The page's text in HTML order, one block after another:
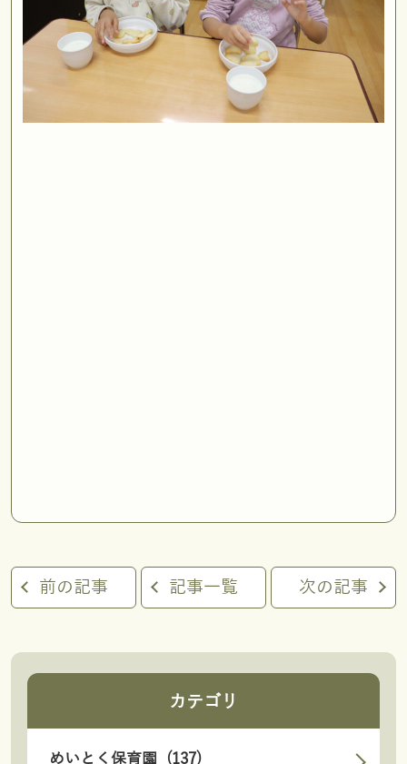
前の記事 記事一覧 次の記事
カテゴリ
めいとく保育園 (137)